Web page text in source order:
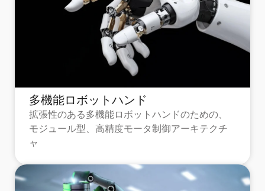
多機能ロボットハンド
拡張性のある多機能ロボットハンドのための、
モジュール型、高精度モータ制御アーキテクチ
ャ